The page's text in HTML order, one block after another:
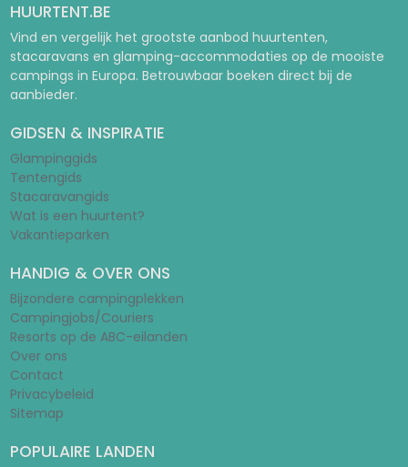
HUURTENT.BE
Vind en vergelijk het grootste aanbod huurtenten,
stacaravans en glamping-accommodaties op de mooiste
campings in Europa. Betrouwbaar boeken direct bij de
aanbieder.
GIDSEN & INSPIRATIE
Glampinggids
Tentengids
Stacaravangids
Wat is een huurtent?
Vakantieparken
HANDIG & OVER ONS
Bijzondere campingplekken
Campingjobs/Couriers
Resorts op de ABC-eilanden
Over ons
Contact
Privacybeleid
Sitemap
POPULAIRE LANDEN